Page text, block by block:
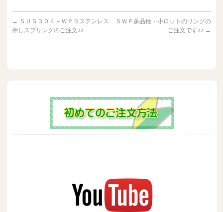
← ＳＵＳ３０４－ＷＰＢステンレス
押しスプリングのご注文♪♪
ＳＷＰ多品種・小ロットのリングの
ご注文です♪♪ →